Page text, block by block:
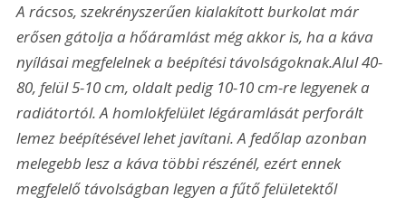
A rácsos, szekrényszerűen kialakított burkolat már
erősen gátolja a hőáramlást még akkor is, ha a káva
nyílásai megfelelnek a beépítési távolságoknak.Alul 40-
80, felül 5-10 cm, oldalt pedig 10-10 cm-re legyenek a
radiátortól. A homlokfelület légáramlását perforált
lemez beépítésével lehet javítani. A fedőlap azonban
melegebb lesz a káva többi részénél, ezért ennek
megfelelő távolságban legyen a fűtő felületektől